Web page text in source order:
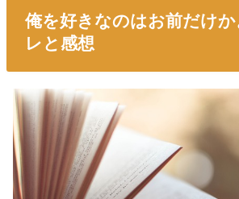
俺を好きなのはお前だけ
レと感想